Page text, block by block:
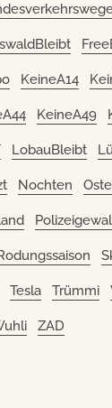
KeineA14
KeineA49
LobauBleibt
Nochten
Tesla Trümmi
ZAD